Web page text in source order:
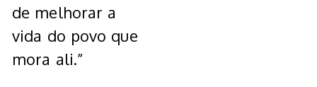
de melhorar a
vida do povo que
mora ali.”